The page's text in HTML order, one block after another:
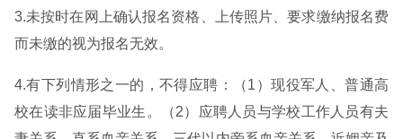
3.未按时在网上确认报名资格、上传照片、要求缴纳报名费
而未缴的视为报名无效。
4.有下列情形之一的，不得应聘：（1）现役军人、普通高
校在读非应届毕业生。（2）应聘人员与学校工作人员有夫